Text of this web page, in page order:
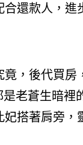
還款人，進
，後代買房
老蒼生暗裡
搭著肩旁，